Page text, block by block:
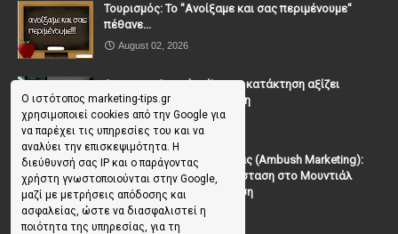
Ο ιστότοπος marketing-tips.gr
χρησιμοποιεί cookies από την Google για
να παρέχει τις υπηρεσίες του και να
αναλύει την επισκεψιμότητα. Η
διεύθυνσή σας IP και ο παράγοντας
χρήστη γνωστοποιούνται στην Google,
μαζί με μετρήσεις απόδοσης και
ασφαλείας, ώστε να διασφαλιστεί η
ποιότητα της υπηρεσίας, για τη
Τουρισμός: Το "Ανοίξαμε και σας περιμένουμε"
πέθανε...
August 02, 2026
Casanova Complex: Όταν η κατάκτηση αξίζει
περισσότερο από τη σχέση
July 31, 2026
To Μάρκετινγκ της Ενέδρας (Ambush Marketing):
Πώς να κλέψεις την παράσταση στο Μουντιάλ
χωρίς (επίσημη) πρόσκληση
July 19, 2026